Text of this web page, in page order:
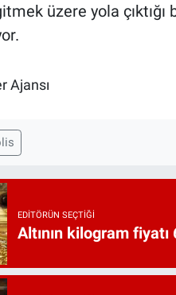
üzere yola
Ajansı
EDITÖRÜN SEÇTIĞI
Altının kilogram